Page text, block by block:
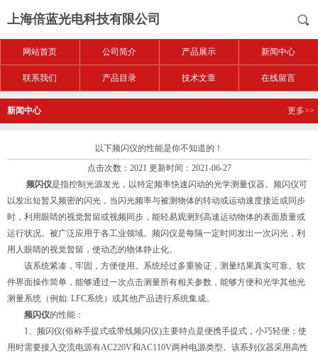
上海倍蓝光电科技有限公司
网站首页 公司简介 产品展示 新闻中心
联系我们 产品目录 技术文章 在线留言
新闻中心 更多>>
以下频闪仪的性能是你不知道的！
点击次数：2021 更新时间：2021-06-27
频闪仪是指控制光源发光，以特定频率快速闪动的光学测量仪器。频闪仪可
以发出短暂又频密的闪光，当闪光频率与被测物体的转动或运动速度接近或同步
时，利用眼睛的视觉暂留或视频同步，能轻易观测到高速运动物体的表面质量或
运行状况。被广泛应用于各工业领域。频闪仪是每隔一定时间发出一次闪光，利
用人眼睛的视觉暂留，使动态的物体静止化。
该系统紧凑，牢固，方便使用。系统经过多重验证，测量结果真实可靠。软
件界面操作简单，能够通过一次点击测量所有相关参数，能够方便和光学其他光
测量系统（例如: LFC系统）或其他产品进行系统集成。
频闪仪的性能：
1、频闪仪(俗称手提式或带线频闪仪)主要特点是便携手提式，小巧轻便；使
用时需要接入交流电源有AC220V和AC110V两种电源类型。该系列仪器采用高性